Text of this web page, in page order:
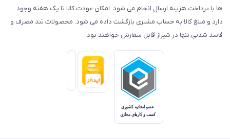
ها با پرداخت هزینه ارسال انجام می شود. امکان عودت کالا تا یک هفته وجود
دارد و مبلغ کالا به حساب مشتری بازگشت داده می شود. محصولات تند مصرف و
فاسد شدنی تنها در شیراز قابل سفارش خواهند بود.